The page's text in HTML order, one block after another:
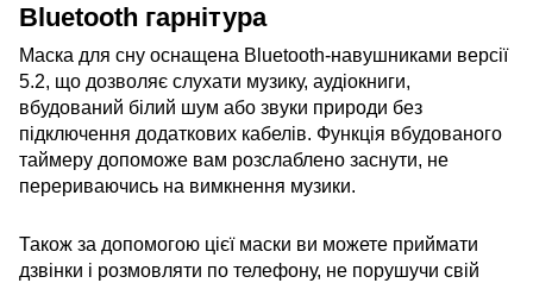
Bluetooth гарнітура
Маска для сну оснащена Bluetooth-навушниками версії
5.2, що дозволяє слухати музику, аудіокниги,
вбудований білий шум або звуки природи без
підключення додаткових кабелів. Функція вбудованого
таймеру допоможе вам розслаблено заснути, не
перериваючись на вимкнення музики.
Також за допомогою цієї маски ви можете приймати
дзвінки і розмовляти по телефону, не порушучи свій